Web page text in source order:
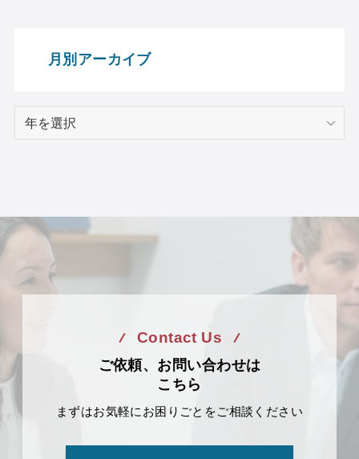
月別アーカイブ
ア
ー
Contact Us
ご依頼、お問い合わせは
こちら
まずはお気軽にお困りごとをご相談ください